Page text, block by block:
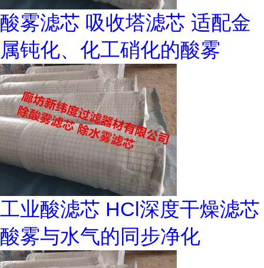
酸雾滤芯 吸收塔滤芯 适配金
属钝化、化工硝化的酸雾
工业酸滤芯 HCl深度干燥滤芯
酸雾与水气的同步净化